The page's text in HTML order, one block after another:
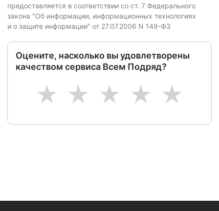
предоставляется в соответствии со ст. 7 Федерального
закона "Об информации, информационных технологиях
и о защите информации" от 27.07.2006 N 149-ФЗ
Оцените, насколько вы удовлетворены
качеством сервиса Всем Подряд?
5
4
3
2
1